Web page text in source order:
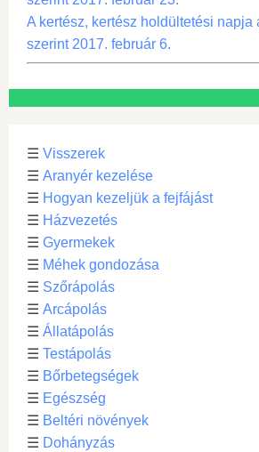
A kertész, kertész holdültetési napja
szerint 2017. február 6.
☰ Visszerek
☰ Aranyér kezelése
☰ Hogyan kezeljük a fejfájást
☰ Házvezetés
☰ Gyermekek
☰ Méhek gondozása
☰ Szőrápolás
☰ Arcápolás
☰ Állatápolás
☰ Testápolás
☰ Bőrbetegségek
☰ Egészség
☰ Beltéri növények
☰ Dohányzás